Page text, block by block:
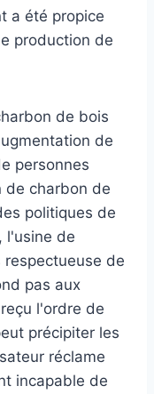
a été propice
production de
de bois
de
personnes
de charbon de
politiques de
l'usine de
de
pas aux
l'ordre de
précipiter les
réclame
incapable de